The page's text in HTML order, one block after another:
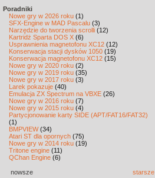
Poradniki
Nowe gry w 2026 roku (1)
SFX-Engine w MAD Pascalu (3)
Narzędzie do tworzenia scrolli (12)
Kartridż Sparta DOS X (6)
Usprawnienia magnetofonu XC12 (12)
Konserwacja stacji dysków 1050 (19)
Konserwacja magnetofonu XC12 (15)
Nowe gry w 2020 roku (2)
Nowe gry w 2019 roku (35)
Nowe gry w 2017 roku (3)
Larek pokazuje (40)
Emulacja ZX Spectrum na VBXE (26)
Nowe gry w 2016 roku (7)
Nowe gry w 2015 roku (4)
Partycjonowanie karty SIDE (APT/FAT16/FAT32)
(1)
BMPVIEW(34)
Atari ST dla opornych (75)
Nowe gry w 2014 roku (19)
Tritone engine (11)
QChan Engine (6)
nowsze starsze